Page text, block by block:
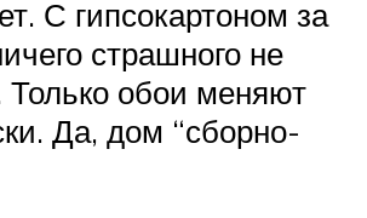
С гипсокартоном за
страшного не
обои меняют
Да, дом “сборно-